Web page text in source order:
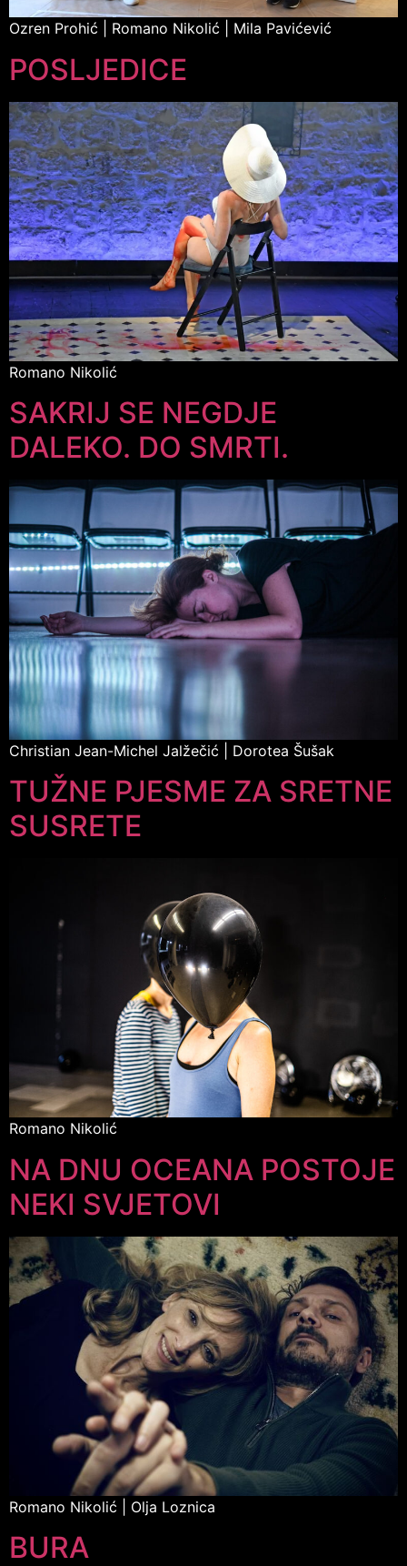
Ozren Prohić | Romano Nikolić | Mila Pavićević
POSLJEDICE
Romano Nikolić
SAKRIJ SE NEGDJE
DALEKO. DO SMRTI.
Christian Jean-Michel Jalžečić | Dorotea Šušak
TUŽNE PJESME ZA SRETNE
SUSRETE
Romano Nikolić
NA DNU OCEANA POSTOJE
NEKI SVJETOVI
Romano Nikolić | Olja Loznica
BURA